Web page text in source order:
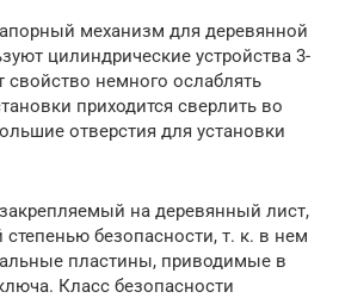
механизм для деревянной
цилиндрические устройства 3-
немного ослаблять
приходится сверлить во
отверстия для установки
на деревянный лист,
степенью безопасности, т. к. в нем
пластины, приводимые в
Класс безопасности